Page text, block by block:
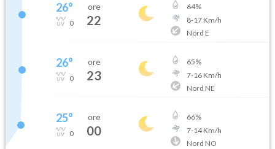
26°
0
ore
22
64%
8-17Km/h
Nord E
26°
0
ore
23
65%
7-16Km/h
Nord NE
25°
0
ore
00
66%
7-14Km/h
Nord NO